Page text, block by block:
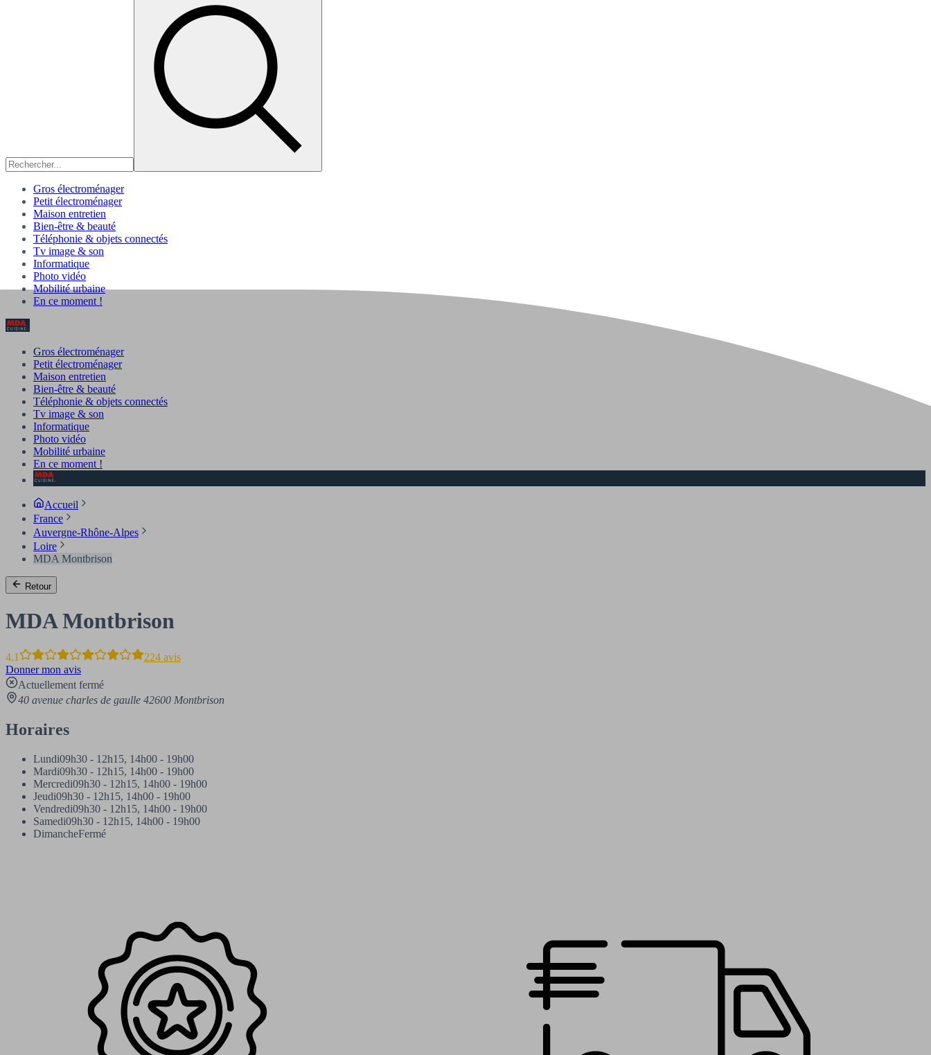
Gros électroménager
Petit électroménager
Maison entretien
Bien-être & beauté
Téléphonie & objets connectés
Tv image & son
Informatique
Photo vidéo
Mobilité urbaine
En ce moment !
Gros électroménager
Petit électroménager
Maison entretien
Bien-être & beauté
Téléphonie & objets connectés
Tv image & son
Informatique
Photo vidéo
Mobilité urbaine
En ce moment !
Accueil
France
Auvergne-Rhône-Alpes
Loire
MDA Montbrison
Retour
MDA Montbrison
4.1
224 avis
Donner mon avis
Actuellement fermé
40 avenue charles de gaulle 42600 Montbrison
Horaires
Lundi09h30 - 12h15, 14h00 - 19h00
Mardi09h30 - 12h15, 14h00 - 19h00
Mercredi09h30 - 12h15, 14h00 - 19h00
Jeudi09h30 - 12h15, 14h00 - 19h00
Vendredi09h30 - 12h15, 14h00 - 19h00
Samedi09h30 - 12h15, 14h00 - 19h00
DimancheFermé